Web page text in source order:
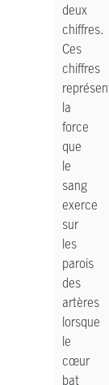
deux
chiffres.
Ces
chiffres
la
force
que
le
sang
exerce
sur
les
parois
des
artères
lorsque
le
cœur
bat